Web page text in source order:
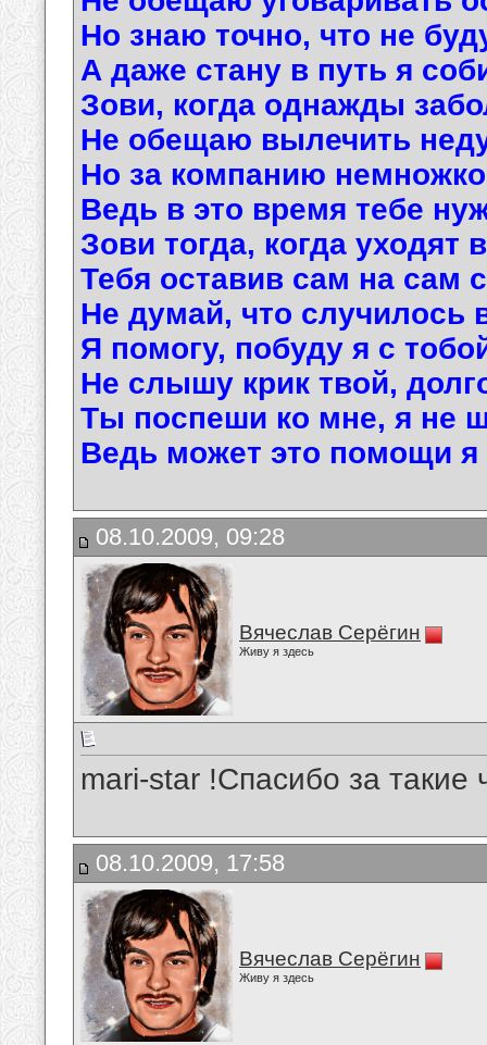
Но знаю точно, что не
А даже стану в путь я
Зови, когда однажды
Не обещаю вылечить
Но за компанию
Ведь в это время тебе
Зови тогда, когда уходят
Тебя оставив сам на сам
Не думай, что случилось
Я помогу, побуду я с
Не слышу крик твой,
Ты поспеши ко мне, я не
Ведь может это помощи я
08.10.2009, 09:28
Вячеслав Серёгин
Живу я здесь
mari-star !Спасибо за такие
08.10.2009, 17:58
Вячеслав Серёгин
Живу я здесь